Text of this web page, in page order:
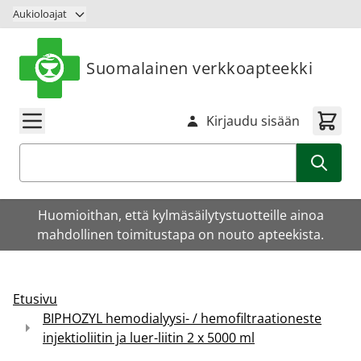
Siirry sisältöön
Aukioloajat
Suomalainen verkkoapteekki
Kirjaudu sisään
Huomioithan, että kylmäsäilytystuotteille ainoa
mahdollinen toimitustapa on nouto apteekista.
Etusivu
BIPHOZYL hemodialyysi- / hemofiltraationeste
injektioliitin ja luer-liitin 2 x 5000 ml